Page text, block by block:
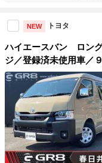
NEW トヨタ
ハイエースバン ロン
ジ／登録済未使用車／
カメラ／パノラミック
ー／両側電動スライド